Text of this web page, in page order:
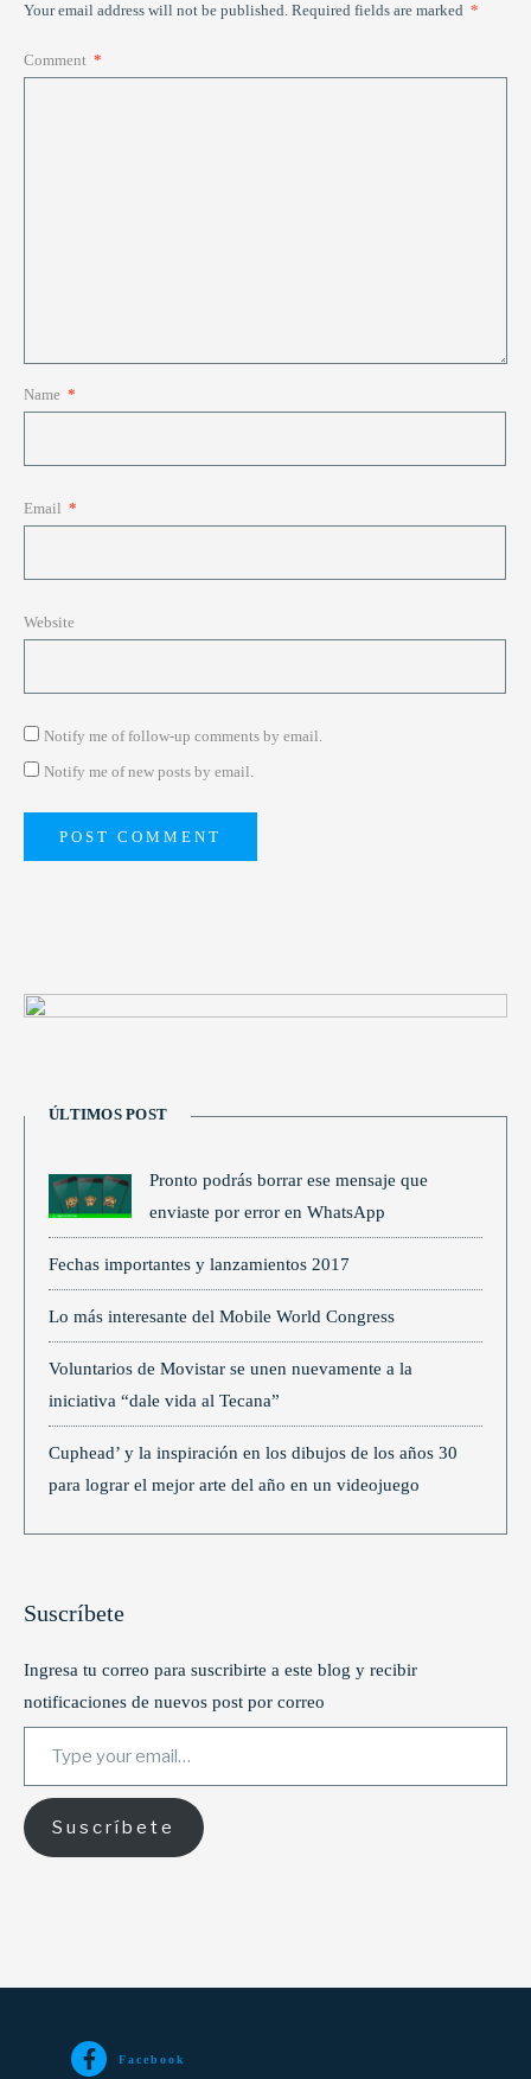
Your email address will not be published. Required fields are marked *
Comment *
Name *
Email *
Website
Notify me of follow-up comments by email.
Notify me of new posts by email.
ÚLTIMOS POST
Pronto podrás borrar ese mensaje que
enviaste por error en WhatsApp
Fechas importantes y lanzamientos 2017
Lo más interesante del Mobile World Congress
Voluntarios de Movistar se unen nuevamente a la
iniciativa “dale vida al Tecana”
Cuphead’ y la inspiración en los dibujos de los años 30
para lograr el mejor arte del año en un videojuego
Suscríbete
Ingresa tu correo para suscribirte a este blog y recibir
notificaciones de nuevos post por correo
Type your email…
Suscríbete
Facebook